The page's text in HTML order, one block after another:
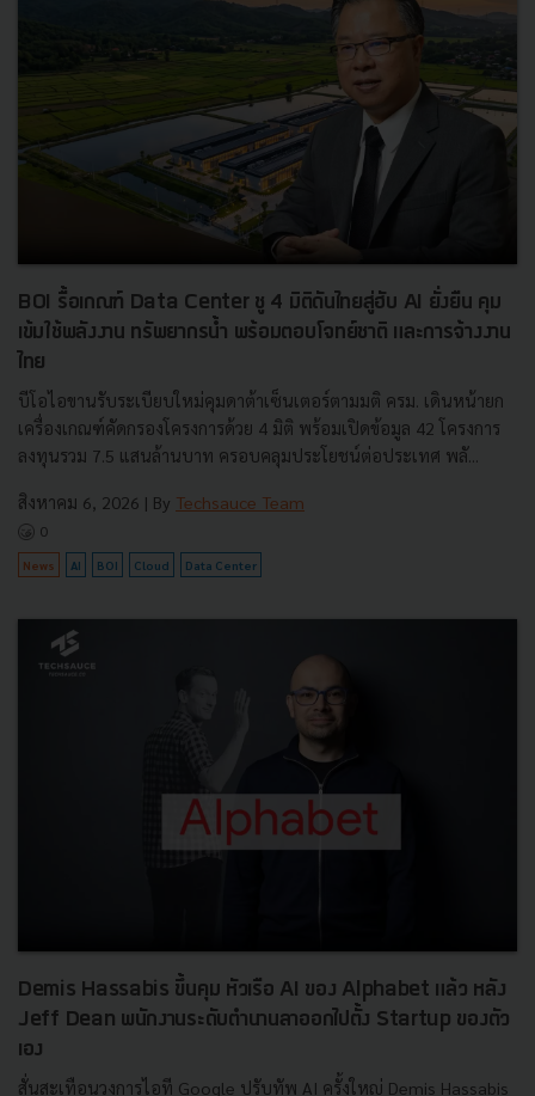
BOI รื้อเกณฑ์ Data Center ชู 4 มิติดันไทยสู่ฮับ AI ยั่งยืน คุม
เข้มใช้พลังงาน ทรัพยากรน้ำ พร้อมตอบโจทย์ชาติ และการจ้างงาน
ไทย
บีโอไอขานรับระเบียบใหม่คุมดาต้าเซ็นเตอร์ตามมติ ครม. เดินหน้ายก
เครื่องเกณฑ์คัดกรองโครงการด้วย 4 มิติ พร้อมเปิดข้อมูล 42 โครงการ
ลงทุนรวม 7.5 แสนล้านบาท ครอบคลุมประโยชน์ต่อประเทศ พลั...
สิงหาคม 6, 2026 | By Techsauce Team
0
News AI BOI Cloud Data Center
Demis Hassabis ขึ้นคุม หัวเรือ AI ของ Alphabet แล้ว หลัง
Jeff Dean พนักงานระดับตำนานลาออกไปตั้ง Startup ของตัว
เอง
สั่นสะเทือนวงการไอที Google ปรับทัพ AI ครั้งใหญ่ Demis Hassabis